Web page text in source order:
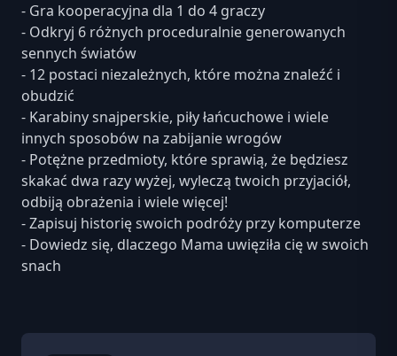
- Gra kooperacyjna dla 1 do 4 graczy
- Odkryj 6 różnych proceduralnie generowanych
sennych światów
- 12 postaci niezależnych, które można znaleźć i
obudzić
- Karabiny snajperskie, piły łańcuchowe i wiele
innych sposobów na zabijanie wrogów
- Potężne przedmioty, które sprawią, że będziesz
skakać dwa razy wyżej, wyleczą twoich przyjaciół,
odbiją obrażenia i wiele więcej!
- Zapisuj historię swoich podróży przy komputerze
- Dowiedz się, dlaczego Mama uwięziła cię w swoich
snach